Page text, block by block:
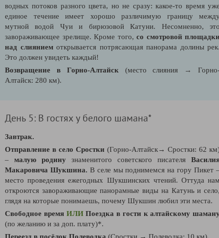
водных потоков разного цвета, но не сразу: какое-то время
единое течение имеет хорошо различимую границу
мутной водой Чуи и бирюзовой Катуни. Несомненно,
завораживающее зрелище. Кроме того, со смотровой
над слияниемоткрывается потрясающая панорама долины
Это должен увидеть каждый!
Возвращение в Горно-Алтайск (место слияния →
Алтайск: 280 км).
День 5: В гостях у белого шамана*
Завтрак.
Отправление в село Сростки (Горно-Алтайск→ Сростки: 62
– малую родину знаменитого советского писателя
Макаровича Шукшина. В селе мы поднимемся на гору Пикет
место проведения ежегодных Шукшинских чтений. Оттуда
откроются завораживающие панорамныевиды на Катунь и
глядя на которые понимаешь, почему Шукшин любил эти места.
Свободное время ИЛИПоездка в гости к алтайскому
(по желанию и за доп. плату)*.
Переезд в посёлок Полеводка (Сростки → Полеводка: 10 км).